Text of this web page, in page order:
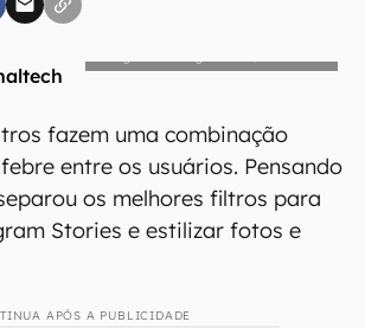
aceito e concordo com os Termos de Uso e
fazem uma combinação
entre os usuários. Pensando
os melhores filtros para
Stories e estilizar fotos e
APÓS A PUBLICIDADE